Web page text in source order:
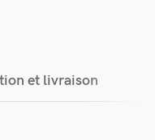
et livraison